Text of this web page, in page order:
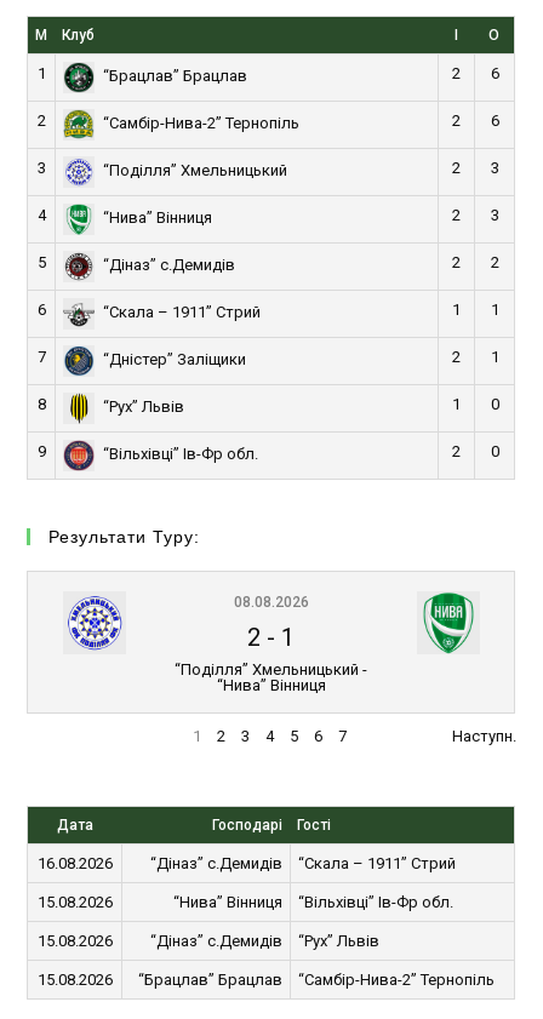
М Клуб О
1 “Брацлав” Брацлав 2 6
2 “Самбір-Нива-2” Тернопіль 2 6
3 “Поділля” Хмельницький 2 3
4 “Нива” Вінниця 2 3
5 “Діназ” с.Демидів 2 2
6 “Скала – 1911” Стрий 1 1
7 “Дністер” Заліщики 2 1
8 “Рух” Львів 1 0
9 “Вільхівці” Ів-Фр обл. 2 0
Результати Туру:
08.08.2026
2 - 1
“Поділля” Хмельницький -
“Нива” Вінниця
1 2 3 4 5 6 7 Наступн.
Дата Господарі Гості
16.08.2026 “Діназ” с.Демидів “Скала – 1911” Стрий
15.08.2026 “Нива” Вінниця “Вільхівці” Ів-Фр обл.
15.08.2026 “Діназ” с.Демидів “Рух” Львів
15.08.2026 “Брацлав” Брацлав “Самбір-Нива-2” Тернопіль